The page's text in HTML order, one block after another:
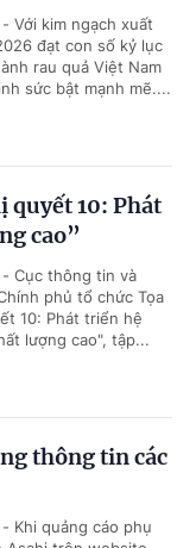
Với kim ngạch xuất
đạt con số kỷ lục
rau quả Việt Nam
sức bật mạnh mẽ....
quyết 10: Phát
cao”
Cục thông tin và
phủ tổ chức Tọa
10: Phát triển hệ
lượng cao", tập...
thông tin các
Khi quảng cáo phụ